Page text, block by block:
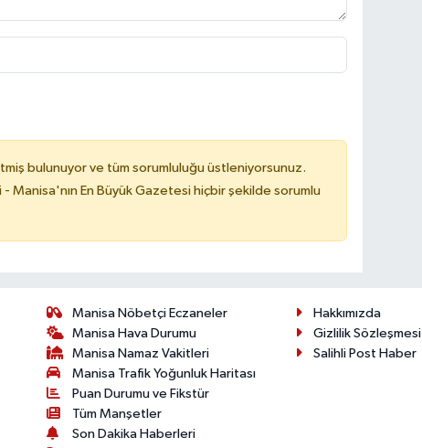
bulunuyor ve tüm sorumluluğu üstleniyorsunuz.
Manisa'nın En Büyük Gazetesi hiçbir şekilde sorumlu
Manisa Nöbetçi Eczaneler
Manisa Hava Durumu
Manisa Namaz Vakitleri
Manisa Trafik Yoğunluk Haritası
Puan Durumu ve Fikstür
Tüm Manşetler
Son Dakika Haberleri
Hakkımızda
Gizlilik Sözleşmesi
Salihli Post Haber